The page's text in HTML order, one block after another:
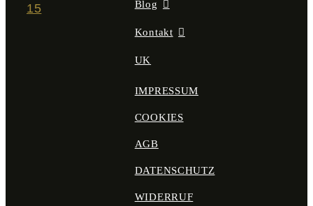
15
Blog
Kontakt
UK
IMPRESSUM
COOKIES
AGB
DATENSCHUTZ
WIDERRUF